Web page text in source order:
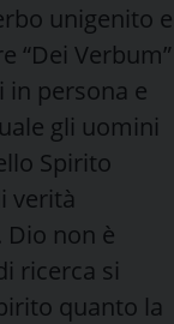
unigenito e
“Dei Verbum”
in persona e
gli uomini
Spirito
verità
non è
ricerca si
quanto la